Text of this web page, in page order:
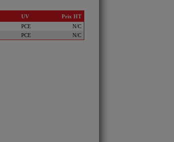
UV
Prix HT
PCE
N/C
PCE N/C